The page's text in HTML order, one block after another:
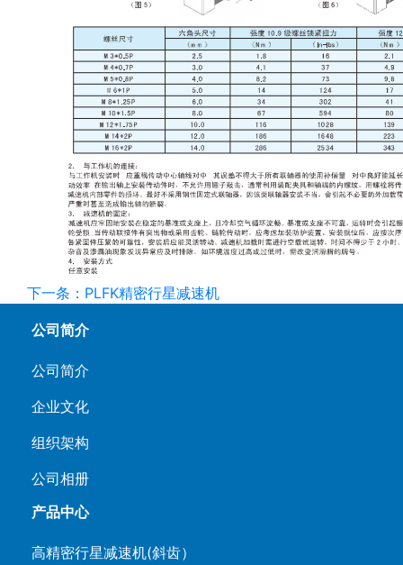
下一条：PLFK精密行星减速机
公司简介
公司简介
企业文化
组织架构
公司相册
产品中心
高精密行星减速机(斜齿）